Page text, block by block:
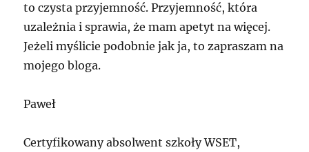
to czysta przyjemność. Przyjemność, która
uzależnia i sprawia, że mam apetyt na więcej.
Jeżeli myślicie podobnie jak ja, to zapraszam na
mojego bloga.
Paweł
Certyfikowany absolwent szkoły WSET,